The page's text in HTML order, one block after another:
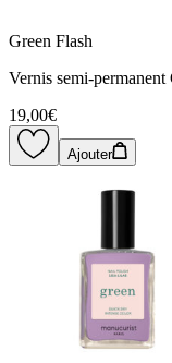
Green Flash
Vernis semi-
19,00€
Ajouter